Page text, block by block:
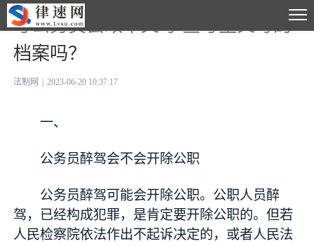
考公务员会政审父母 查考生父母的
档案吗？
法制网 2023-06-20 10:37:17
一、
公务员醉驾会不会开除公职
公务员醉驾可能会开除公职。公职人员醉
驾，已经构成犯罪，是肯定要开除公职的。但若
人民检察院依法作出不起诉决定的，或者人民法